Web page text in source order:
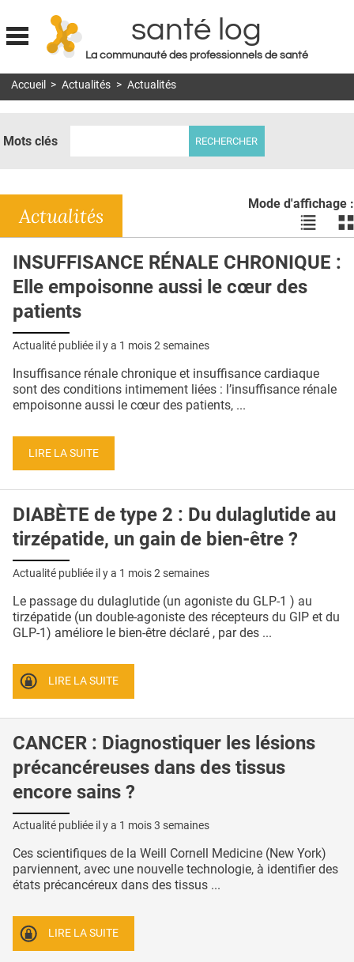
Jump to navigation
santé log
La communauté des professionnels de santé
MON COMPTE
DOSSIERS
RÉSEAUX
E-REVUE SAD
THÉMA
L'APP
PUBLICITÉ
CONTACT
Accueil > Actualités > Actualités
Mots clés
Mode d'affichage :
Voir
les
en
liste
les
en
Actualités
INSUFFISANCE RÉNALE CHRONIQUE :
Elle empoisonne aussi le cœur des
patients
Actualité publiée il y a 1 mois 2 semaines
Insuffisance rénale chronique et insuffisance cardiaque
sont des conditions intimement liées : l’insuffisance rénale
empoisonne aussi le cœur des patients, ...
LIRE LA SUITE
DIABÈTE de type 2 : Du dulaglutide au
tirzépatide, un gain de bien-être ?
Actualité publiée il y a 1 mois 2 semaines
Le passage du dulaglutide (un agoniste du GLP-1 ) au
tirzépatide (un double-agoniste des récepteurs du GIP et du
GLP-1) améliore le bien-être déclaré , par des ...
LIRE LA SUITE
CANCER : Diagnostiquer les lésions
précancéreuses dans des tissus
encore sains ?
Actualité publiée il y a 1 mois 3 semaines
Ces scientifiques de la Weill Cornell Medicine (New York)
parviennent, avec une nouvelle technologie, à identifier des
états précancéreux dans des tissus ...
LIRE LA SUITE